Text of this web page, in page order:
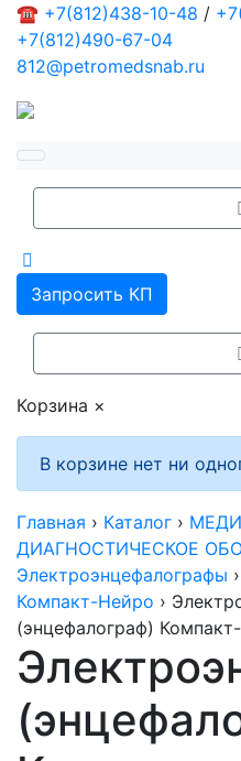
☎ +7(812)438-10-48 /
+7(812)490-67-04
812@petromedsnab.ru
Запросить КП
Корзина ×
В корзине нет ни
Главная › Каталог ›
ДИАГНОСТИЧЕСКОЕ
Электроэнцефалографы ›
Компакт-Нейро ›
(энцефалограф)